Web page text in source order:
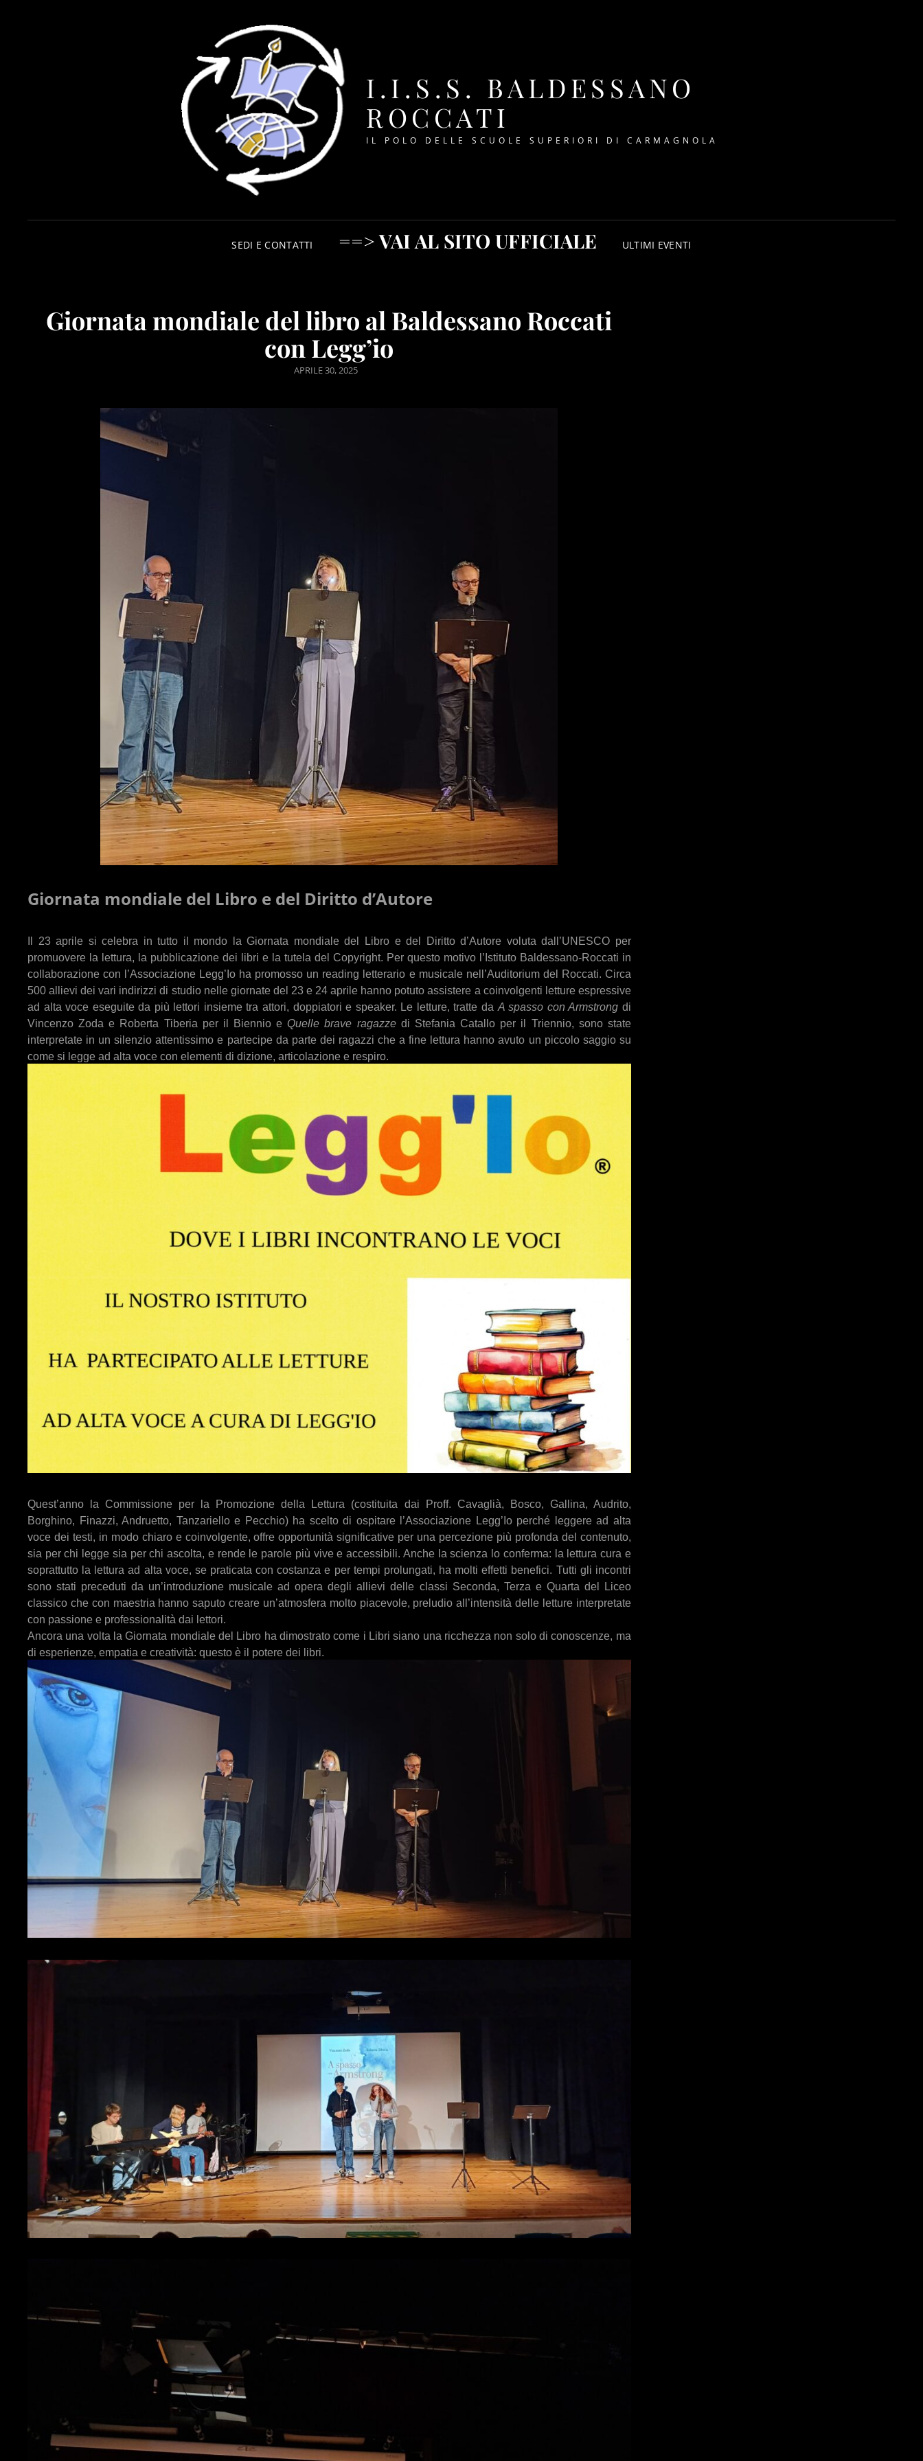
I.I.S.S. BALDESSANO
ROCCATI
IL POLO DELLE SCUOLE SUPERIORI DI CARMAGNOLA
SEDI E CONTATTI ==> VAI AL SITO UFFICIALE ULTIMI EVENTI
Giornata mondiale del libro al Baldessano Roccati
con Legg’io
POSTED
APRILE 30, 2025
Giornata mondiale del Libro e del Diritto d’Autore
Il 23 aprile si celebra in tutto il mondo la Giornata mondiale del Libro e del Diritto d’Autore voluta dall’UNESCO per
promuovere la lettura, la pubblicazione dei libri e la tutela del Copyright. Per questo motivo l’Istituto Baldessano-Roccati in
collaborazione con l’Associazione Legg’Io ha promosso un reading letterario e musicale nell’Auditorium del Roccati. Circa
500 allievi dei vari indirizzi di studio nelle giornate del 23 e 24 aprile hanno potuto assistere a coinvolgenti letture espressive
ad alta voce eseguite da più lettori insieme tra attori, doppiatori e speaker. Le letture, tratte da A spasso con Armstrong di
Vincenzo Zoda e Roberta Tiberia per il Biennio eQuelle brave ragazzedi Stefania Catallo per il Triennio, sono state
interpretate in un silenzio attentissimo e partecipe da parte dei ragazzi che a fine lettura hanno avuto un piccolo saggio su
come si legge ad alta voce con elementi di dizione, articolazione e respiro.
Quest’anno la Commissione per la Promozione della Lettura (costituita dai Proff. Cavaglià, Bosco, Gallina, Audrito,
Borghino, Finazzi, Andruetto, Tanzariello e Pecchio) ha scelto di ospitare l’Associazione Legg’Io perché leggere ad alta
voce dei testi, in modo chiaro e coinvolgente, offreopportunità significative per una percezione più profonda del contenuto,
sia per chi legge sia per chi ascolta, e rende le parole più vive e accessibili. Anche la scienza lo conferma: la lettura cura e
soprattutto la lettura ad alta voce, se praticata con costanza e per tempi prolungati, ha molti effetti benefici. Tutti gli incontri
sono stati preceduti da un’introduzione musicale ad opera degli allievi delle classi Seconda, Terza e Quarta del Liceo
classico che con maestria hanno saputo creare un’atmosfera molto piacevole, preludio all’intensità delle letture interpretate
con passione e professionalità dai lettori.
Ancora una volta la Giornata mondiale del Libro ha dimostrato come i Libri siano una ricchezza non solo di conoscenze, ma
di esperienze, empatia e creatività: questo è il potere dei libri.